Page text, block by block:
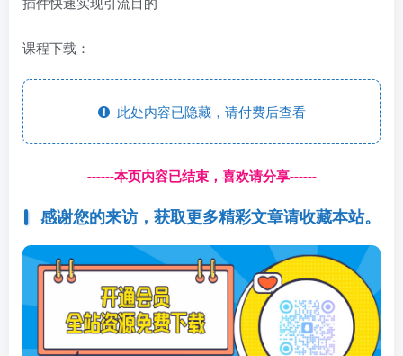
课程下载：
此处内容已隐藏，请付费后查看
------本页内容已结束，喜欢请分享------
感谢您的来访，获取更多精彩文章请收藏本站。